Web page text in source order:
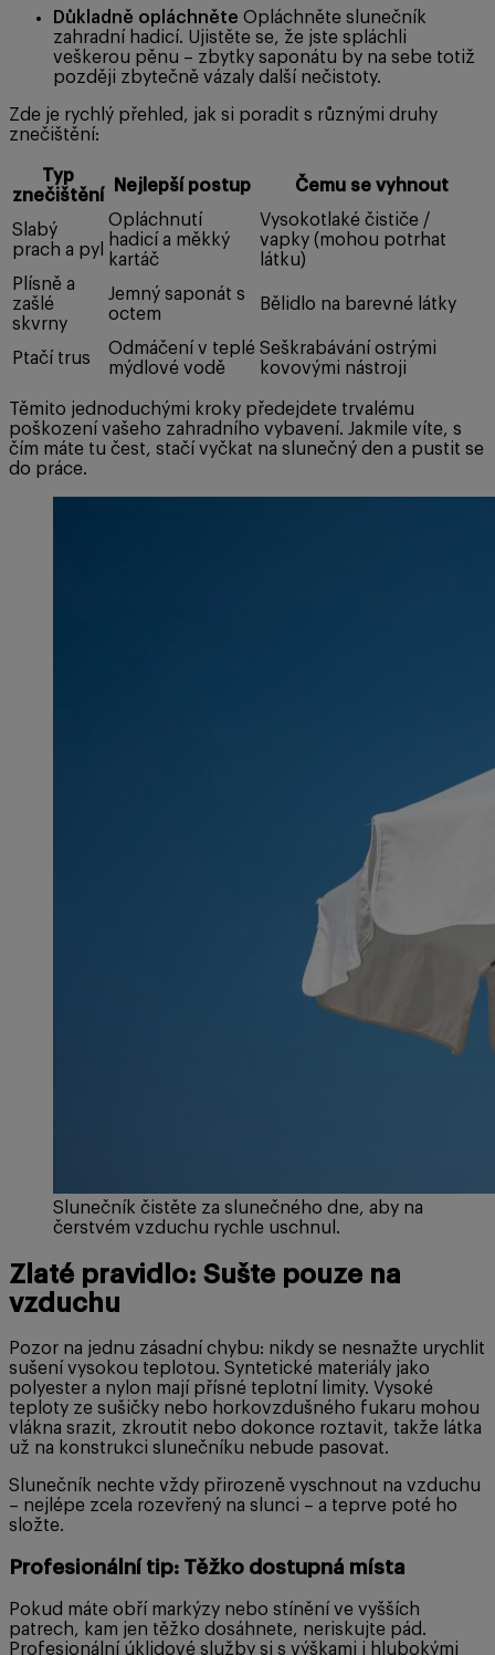
Důkladně opláchněte Opláchněte slunečník
zahradní hadicí. Ujistěte se, že jste spláchli
veškerou pěnu – zbytky saponátu by na sebe totiž
později zbytečně vázaly další nečistoty.
Zde je rychlý přehled, jak si poradit s různými druhy
znečištění:
Typ
znečištění
Nejlepší postup Čemu se vyhnout
Slabý
prach a pyl
Opláchnutí
hadicí a měkký
kartáč
Vysokotlaké čističe /
vapky (mohou potrhat
látku)
Plísně a
zašlé
skvrny
Jemný saponát s
octem
Bělidlo na barevné látky
Ptačí trus
Odmáčení v teplé
mýdlové vodě
Seškrabávání ostrými
kovovými nástroji
Těmito jednoduchými kroky předejdete trvalému
poškození vašeho zahradního vybavení. Jakmile víte, s
čím máte tu čest, stačí vyčkat na slunečný den a pustit se
do práce.
Slunečník čistěte za slunečného dne, aby na
čerstvém vzduchu rychle uschnul.
Zlaté pravidlo: Sušte pouze na
vzduchu
Pozor na jednu zásadní chybu: nikdy se nesnažte urychlit
sušení vysokou teplotou. Syntetické materiály jako
polyester a nylon mají přísné teplotní limity. Vysoké
teploty ze sušičky nebo horkovzdušného fukaru mohou
vlákna srazit, zkroutit nebo dokonce roztavit, takže látka
už na konstrukci slunečníku nebude pasovat.
Slunečník nechte vždy přirozeně vyschnout na vzduchu
– nejlépe zcela rozevřený na slunci – a teprve poté ho
složte.
Profesionální tip: Těžko dostupná místa
Pokud máte obří markýzy nebo stínění ve vyšších
patrech, kam jen těžko dosáhnete, neriskujte pád.
Profesionální úklidové služby si s výškami i hlubokými